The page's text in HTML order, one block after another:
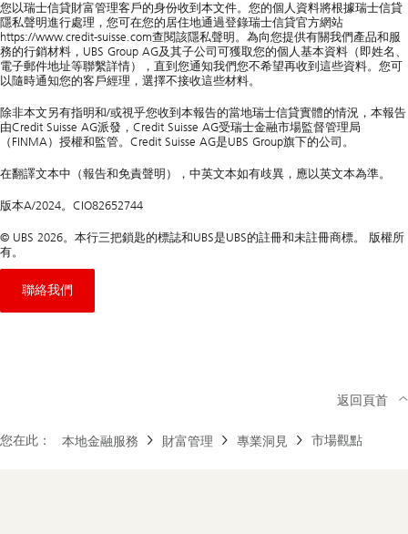
您以瑞士信貸財富管理客戶的身份收到本文件。您的個人資料將根據瑞士信貸
隱私聲明進行處理，您可在您的居住地通過登錄瑞士信貸官方網站
https://www.credit-suisse.com查閱該隱私聲明。為向您提供有關我們產品和服
務的行銷材料，UBS Group AG及其子公司可獲取您的個人基本資料（即姓名、
電子郵件地址等聯繫詳情），直到您通知我們您不希望再收到這些資料。您可
以隨時通知您的客戶經理，選擇不接收這些材料。
除非本文另有指明和/或視乎您收到本報告的當地瑞士信貸實體的情況，本報告
由Credit Suisse AG派發，Credit Suisse AG受瑞士金融市場監督管理局
（FINMA）授權和監管。Credit Suisse AG是UBS Group旗下的公司。
在翻譯文本中（報告和免責聲明），中英文本如有歧異，應以英文本為準。
版本A/2024。CIO82652744
© UBS 2026。本行三把鎖匙的標誌和UBS是UBS的註冊和未註冊商標。 版權所
有。
聯絡我們
您在此： 本地金融服務 財富管理 專業洞見 市場觀點
返回頁首